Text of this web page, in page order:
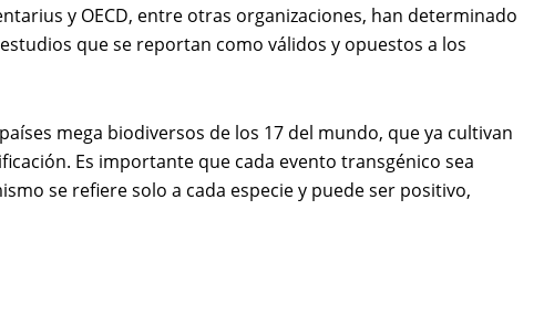
y OECD, entre otras organizaciones, han determinado
que se reportan como válidos y opuestos a los
mega biodiversos de los 17 del mundo, que ya cultivan
Es importante que cada evento transgénico sea
se refiere solo a cada especie y puede ser positivo,